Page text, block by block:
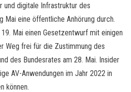
und digitale Infrastruktur des
Mai eine öffentliche Anhörung durch.
Mai einen Gesetzentwurf mit einigen
Weg frei für die Zustimmung des
des Bundesrates am 28. Mai. Insider
AV-Anwendungen im Jahr 2022 in
können.